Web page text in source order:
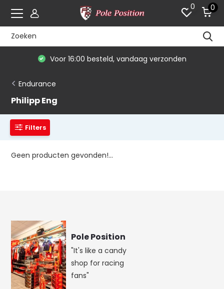
0 0
Voor 16:00 besteld, vandaag verzonden
Endurance
Philipp Eng
Filters
Geen producten gevonden!...
Pole Position
"It's like a candy
shop for racing
fans"